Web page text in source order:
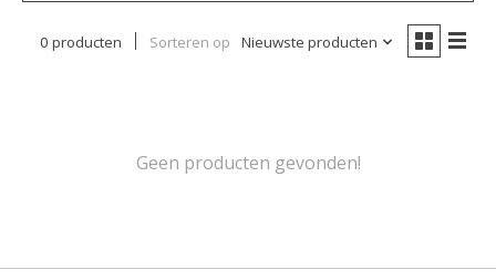
0 producten Sorteren op Nieuwste producten
Geen producten gevonden!